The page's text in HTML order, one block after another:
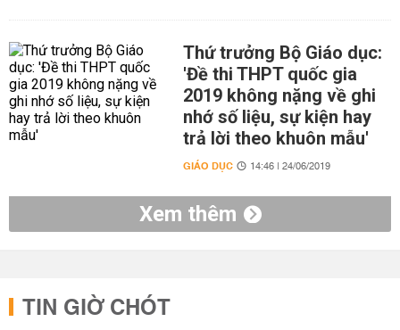
Thứ trưởng Bộ Giáo dục:
'Đề thi THPT quốc gia
2019 không nặng về ghi
nhớ số liệu, sự kiện hay
trả lời theo khuôn mẫu'
GIÁO DỤC 14:46 | 24/06/2019
Xem thêm
TIN GIỜ CHÓT